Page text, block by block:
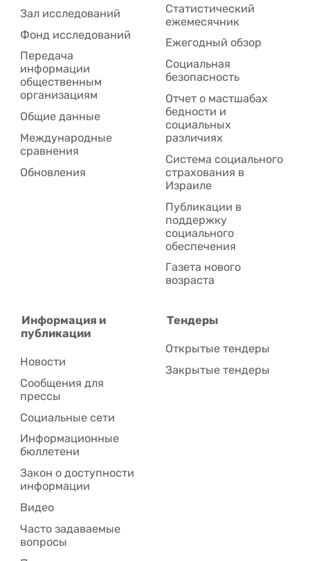
Зал исследований
Фонд исследований
Передача
информации
общественным
организациям
Общие данные
Международные
сравнения
Обновления
Статистический
ежемесячник
Ежегодный обзор
Социальная
безопасность
Отчет о мастшабах
бедности и
социальных
различиях
Система социального
страхования в
Израиле
Публикации в
поддержку
социального
обеспечения
Газета нового
возраста
Информация и
публикации
Новости
Сообщения для
прессы
Социальные сети
Информационные
бюллетени
Закон о доступности
информации
Видео
Часто задаваемые
вопросы
Тендеры
Открытые тендеры
Закрытые тендеры